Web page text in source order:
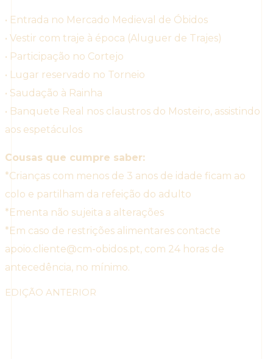
• Entrada no Mercado Medieval de Óbidos
• Vestir com traje à época (Aluguer de Trajes)
• Participação no Cortejo
• Lugar reservado no Torneio
• Saudação à Rainha
• Banquete Real nos claustros do Mosteiro, assistindo
aos espetáculos
Cousas que cumpre saber:
*Crianças com menos de 3 anos de idade ficam ao
colo e partilham da refeição do adulto
*Ementa não sujeita a alterações
*Em caso de restrições alimentares contacte
apoio.cliente@cm-obidos.pt, com 24 horas de
antecedência, no mínimo.
EDIÇÃO ANTERIOR